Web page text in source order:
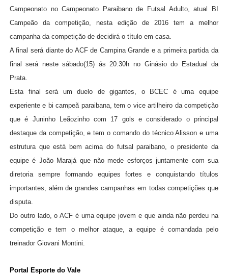
Campeonato no Campeonato Paraibano de Futsal Adulto, atual BI
Campeão da competição, nesta edição de 2016 tem a melhor
campanha da competição de decidirá o título em casa.
A final será diante do ACF de Campina Grande e a primeira partida da
final será neste sábado(15) ás 20:30h no Ginásio do Estadual da
Prata.
Esta final será um duelo de gigantes, o BCEC é uma equipe
experiente e bi campeã paraibana, tem o vice artilheiro da competição
que é Juninho Leãozinho com 17 gols e considerado o principal
destaque da competição, e tem o comando do técnico Alisson e uma
estrutura que está bem acima do futsal paraibano, o presidente da
equipe é João Marajá que não mede esforços juntamente com sua
diretoria sempre formando equipes fortes e conquistando títulos
importantes, além de grandes campanhas em todas competições que
disputa.
Do outro lado, o ACF é uma equipe jovem e que ainda não perdeu na
competição e tem o melhor ataque, a equipe é comandada pelo
treinador Giovani Montini.
Portal Esporte do Vale